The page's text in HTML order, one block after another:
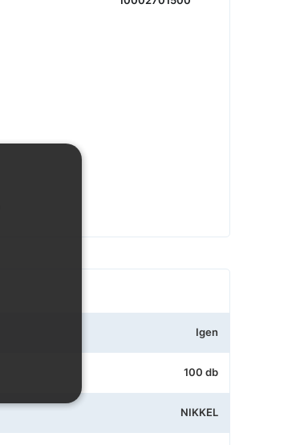
Igen
100 db
NIKKEL